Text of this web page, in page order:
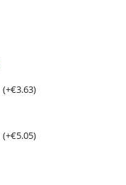
(+€3.63)
(+€5.05)